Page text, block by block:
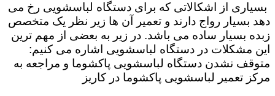
بسیاری از اشکالاتی که برای دستگاه لباسشویی رخ می
دهد بسیار رواج دارند و تعمیر آن ها زیر نظر یک متخصص
زبده بسیار ساده می باشد. در زیر به بعضی از مهم ترین
این مشکلات در دستگاه لباسشویی اشاره می کنیم:
متوقف نشدن دستگاه لباسشویی پاکشوما و مراجعه به
مرکز تعمیر لباسشویی پاکشوما در کاریز